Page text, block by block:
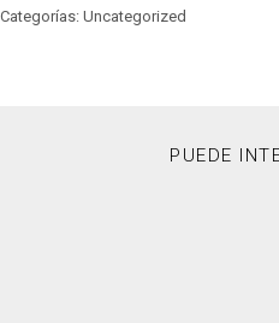
Categorías: Uncategorized
PUEDE